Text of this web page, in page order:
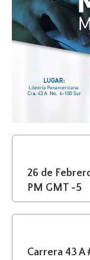
26 de
PM GMT -5
Carrera 43 A